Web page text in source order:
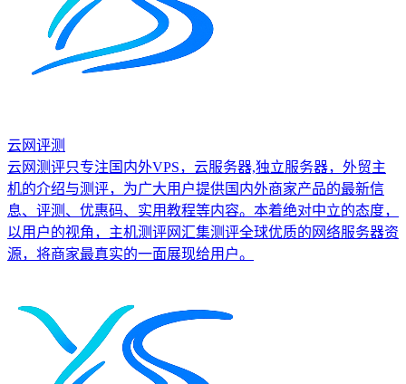
云网评测
云网测评只专注国内外VPS，云服务器,独立服务器，外贸主
机的介绍与测评，为广大用户提供国内外商家产品的最新信
息、评测、优惠码、实用教程等内容。本着绝对中立的态度，
以用户的视角，主机测评网汇集测评全球优质的网络服务器资
源，将商家最真实的一面展现给用户。